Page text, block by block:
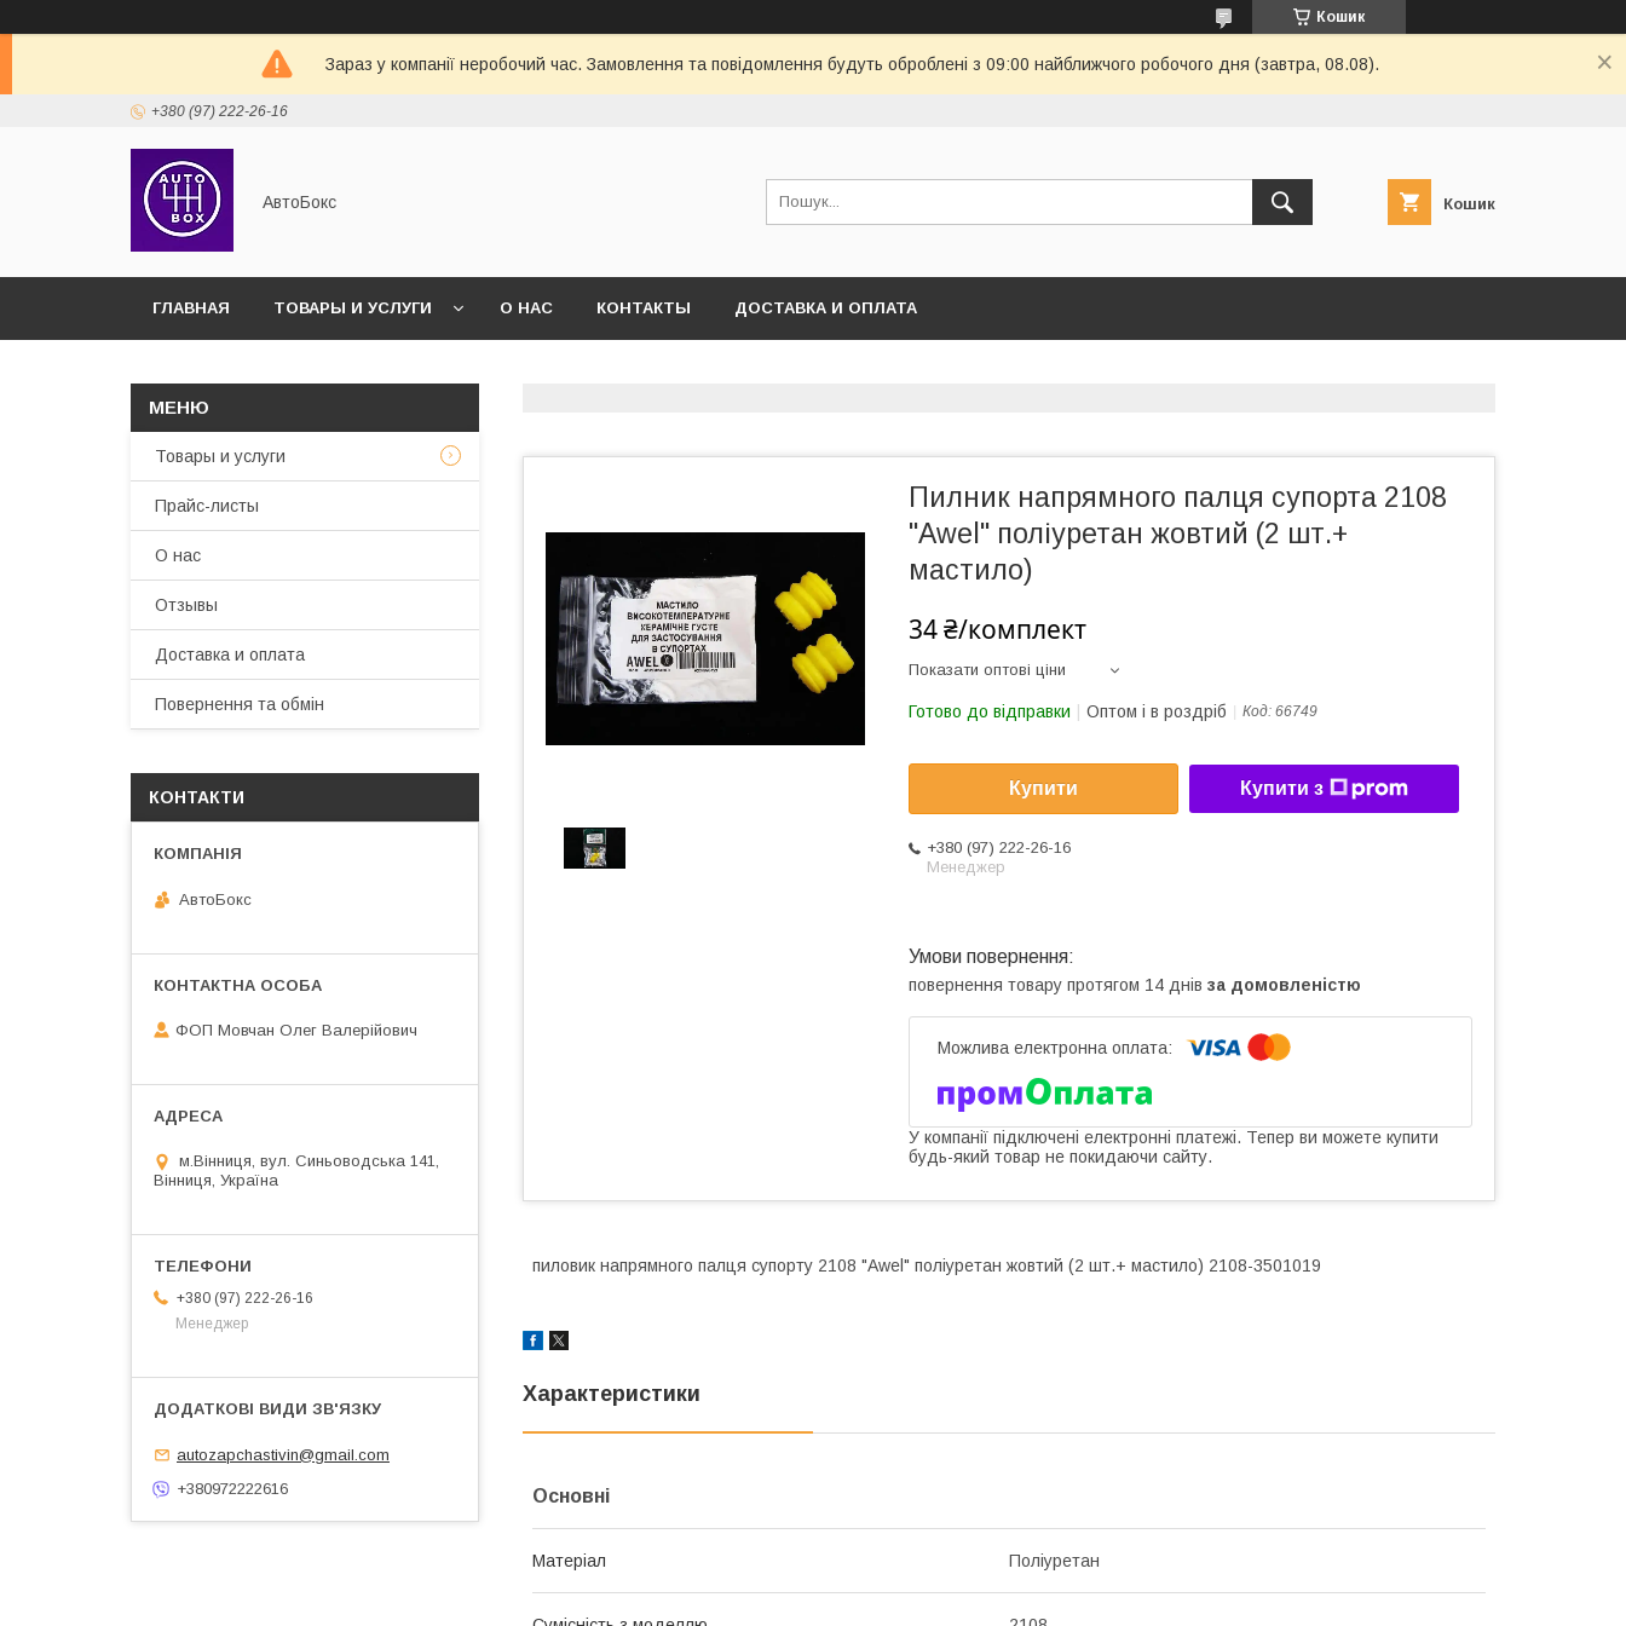
Кошик
Зараз у компанії неробочий час. Замовлення та повідомлення будуть оброблені з 09:00 найближчого робочого дня (завтра, 08.08).
+380 (97) 222-26-16
АвтоБокс Кошик
ГЛАВНАЯ ТОВАРЫ И УСЛУГИ О НАС КОНТАКТЫ ДОСТАВКА И ОПЛАТА
Пилник напрямного палця супорта 2108
"Awel" поліуретан жовтий (2 шт.+
мастило)
34 ₴/комплект
Показати оптові ціни
Готово до відправки Оптом і в роздріб Код: 66749
Купити Купити з
+380 (97) 222-26-16
Менеджер
повернення товару протягом 14 днів за домовленістю
У компанії підключені електронні платежі. Тепер ви можете купити
будь-який товар не покидаючи сайту.
пиловик напрямного палця супорту 2108 "Awel" поліуретан жовтий (2 шт.+ мастило) 2108-3501019
Характеристики
Основні
Матеріал Поліуретан
Товары и услуги
Прайс-листы
О нас
Отзывы
Доставка и оплата
Повернення та обмін
КОНТАКТИ
АвтоБокс
ФОП Мовчан Олег Валерійович
м.Вінниця, вул. Синьоводська 141,
Вінниця, Україна
+380 (97) 222-26-16
Менеджер
autozapchastivin@gmail.com
+380972222616